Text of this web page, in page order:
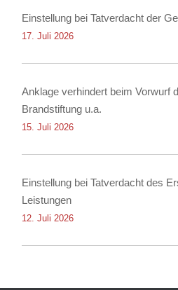
Einstellung bei Tatverdacht der
17. Juli 2026
Anklage verhindert beim Vorwurf
Brandstiftung u.a.
15. Juli 2026
Einstellung bei Tatverdacht des
Leistungen
12. Juli 2026